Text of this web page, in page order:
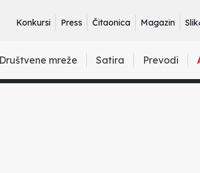
Konkursi Press Čitaonica Magazin
Društvene mreže Satira Prevodi